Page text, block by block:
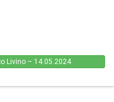
Livino – 14.05.2024